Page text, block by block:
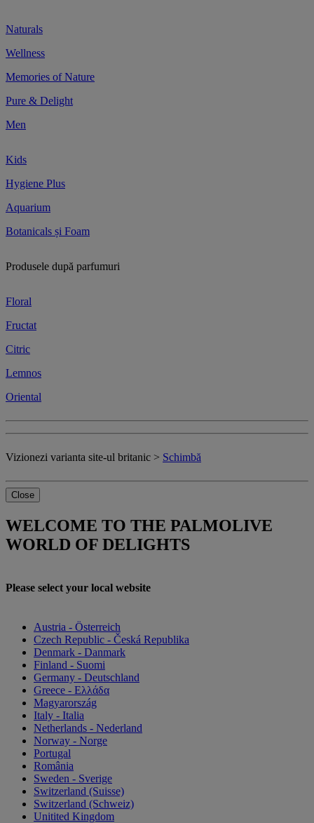
Naturals
Wellness
Memories of Nature
Pure & Delight
Men
Kids
Hygiene Plus
Aquarium
Botanicals și Foam
Produsele după parfumuri
Floral
Fructat
Citric
Lemnos
Oriental
Vizionezi varianta site-ul britanic > Schimbă
Close
WELCOME TO THE PALMOLIVE
WORLD OF DELIGHTS
Please select your local website
Austria - Österreich
Czech Republic - Česká Republika
Denmark - Danmark
Finland - Suomi
Germany - Deutschland
Greece - Ελλάδα
Magyarország
Italy - Italia
Netherlands - Nederland
Norway - Norge
Portugal
România
Sweden - Sverige
Switzerland (Suisse)
Switzerland (Schweiz)
Unitited Kingdom